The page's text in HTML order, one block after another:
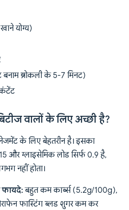
योग्य)
ब्रोकली के 5-7 मिनट)
कंटेंट
वालों के लिए अच्छी है?
के लिए बेहतरीन है। इसका
और ग्लाइसेमिक लोड सिर्फ 0.9 है,
नहीं होता।
फायदे:बहुत कम कार्ब्स (5.2g/100g),
फास्टिंग ब्लड शुगर कम कर